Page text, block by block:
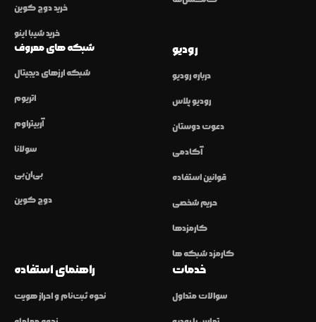
خرید دوج کوین
خرید شیبا اینو
شبکه های معروف
شبکه ارزهای دیجیتال
اتریوم
آربیتراوم
سولانا
بی‌ان‌بی
دوج کوین
رودیو
درباره رودیو
رودیو پلاس
دعوت دوستان
آکادمی
قوانین استفاده
حریم شخصی
کارمزدها
کارمزد شبکه ها
راهنمای استفاده
نحوه ثبت‌نام و احراز هویت
خدمات
سوالات متداول